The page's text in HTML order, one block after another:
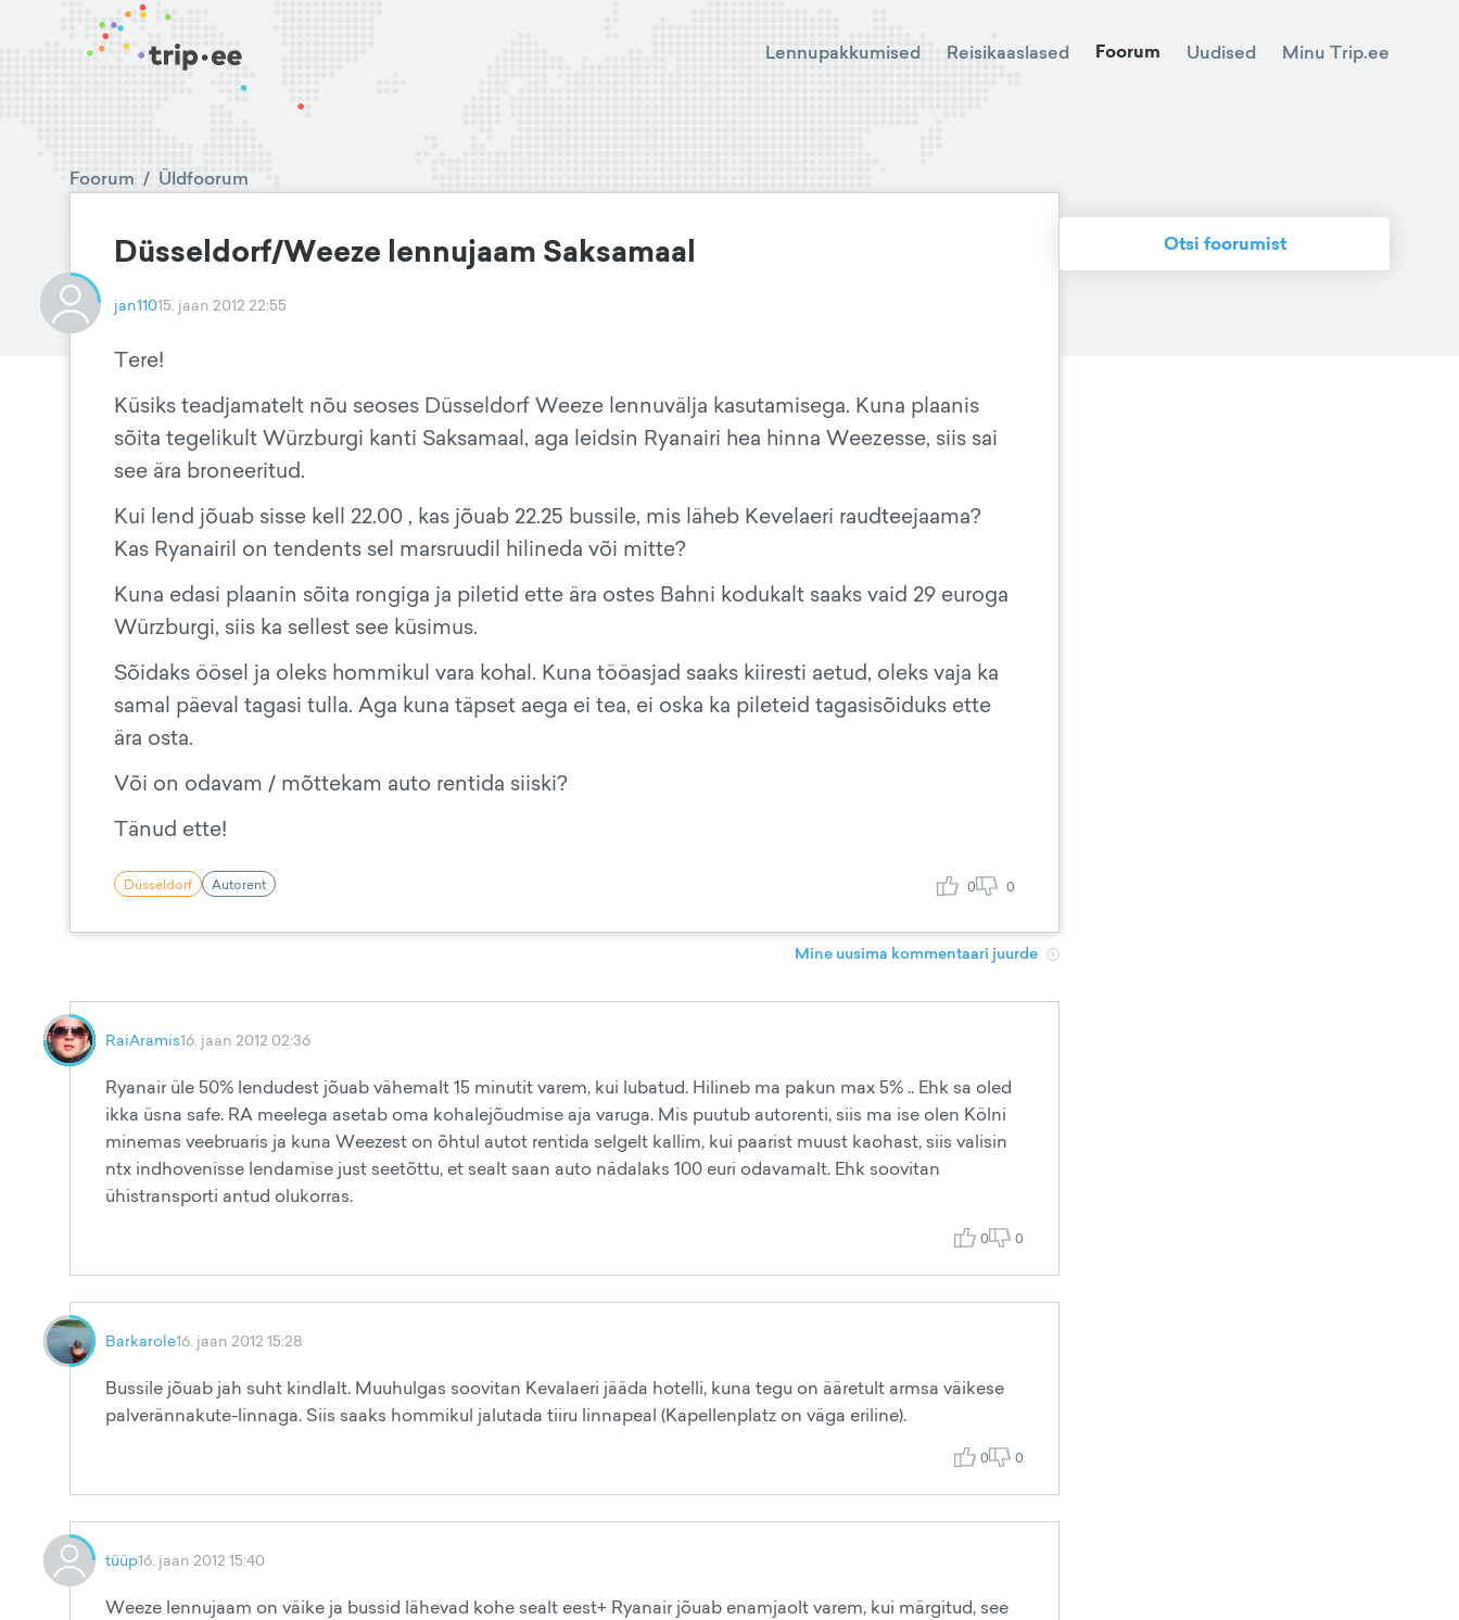
Lennupakkumised Reisikaaslased Foorum Uudised Minu Trip.ee
Foorum / Üldfoorum
Düsseldorf/Weeze lennujaam Saksamaal
jan11015. jaan 2012 22:55
Tere!
Küsiks teadjamatelt nõu seoses Düsseldorf Weeze lennuvälja kasutamisega. Kuna plaanis
sõita tegelikult Würzburgi kanti Saksamaal, aga leidsin Ryanairi hea hinna Weezesse, siis sai
see ära broneeritud.
Kui lend jõuab sisse kell 22.00 , kas jõuab 22.25 bussile, mis läheb Kevelaeri raudteejaama?
Kas Ryanairil on tendents sel marsruudil hilineda või mitte?
Kuna edasi plaanin sõita rongiga ja piletid ette ära ostes Bahni kodukalt saaks vaid 29 euroga
Würzburgi, siis ka sellest see küsimus.
Sõidaks öösel ja oleks hommikul vara kohal. Kuna tööasjad saaks kiiresti aetud, oleks vaja ka
samal päeval tagasi tulla. Aga kuna täpset aega ei tea, ei oska ka pileteid tagasisõiduks ette
ära osta.
Või on odavam / mõttekam auto rentida siiski?
Tänud ette!
Düsseldorf Autorent 0 0
Mine uusima kommentaari juurde
RaiAramis16. jaan 2012 02:36
Ryanair üle 50% lendudest jõuab vähemalt 15 minutit varem, kui lubatud. Hilineb ma pakun max 5% .. Ehk sa oled
ikka üsna safe. RA meelega asetab oma kohalejõudmise aja varuga. Mis puutub autorenti, siis ma ise olen Kölni
minemas veebruaris ja kuna Weezest on õhtul autot rentida selgelt kallim, kui paarist muust kaohast, siis valisin
ntx indhovenisse lendamise just seetõttu, et sealt saan auto nädalaks 100 euri odavamalt. Ehk soovitan
ühistransporti antud olukorras.
0 0
Barkarole16. jaan 2012 15:28
Bussile jõuab jah suht kindlalt. Muuhulgas soovitan Kevalaeri jääda hotelli, kuna tegu on ääretult armsa väikese
palverännakute-linnaga. Siis saaks hommikul jalutada tiiru linnapeal (Kapellenplatz on väga eriline).
0 0
tüüp16. jaan 2012 15:40
Weeze lennujaam on väike ja bussid lähevad kohe sealt eest+ Ryanair jõuab enamjaolt varem, kui märgitud, see
Otsi foorumist